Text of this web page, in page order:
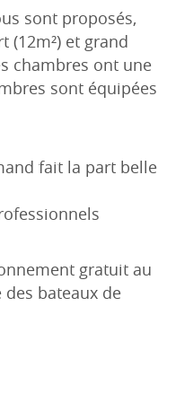
sont proposés,
(12m²) et grand
chambres ont une
sont équipées
fait la part belle
gratuit au
bateaux de